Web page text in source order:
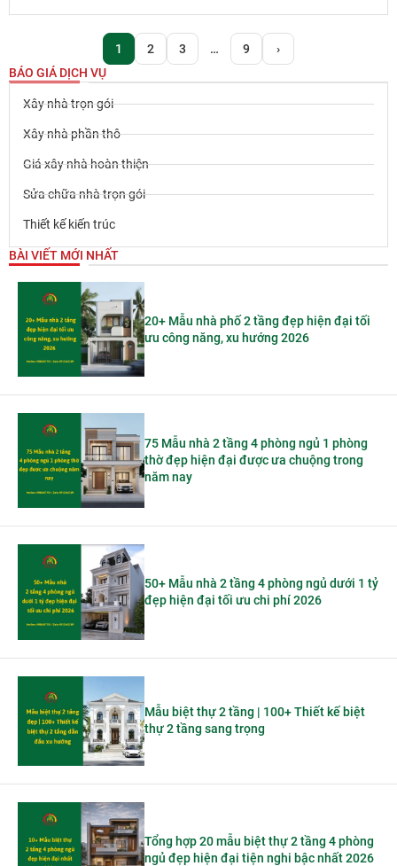
1 2 3 … 9
›
BÁO GIÁ DỊCH VỤ
Xây nhà trọn gói
Xây nhà phần thô
Giá xây nhà hoàn thiện
Sửa chữa nhà trọn gói
Thiết kế kiến trúc
BÀI VIẾT MỚI NHẤT
20+ Mẫu nhà phố 2 tầng đẹp hiện đại tối
ưu công năng, xu hướng 2026
75 Mẫu nhà 2 tầng 4 phòng ngủ 1 phòng
thờ đẹp hiện đại được ưa chuộng trong
năm nay
50+ Mẫu nhà 2 tầng 4 phòng ngủ dưới 1 tỷ
đẹp hiện đại tối ưu chi phí 2026
Mẫu biệt thự 2 tầng | 100+ Thiết kế biệt
thự 2 tầng sang trọng
Tổng hợp 20 mẫu biệt thự 2 tầng 4 phòng
ngủ đẹp hiện đại tiện nghi bậc nhất 2026